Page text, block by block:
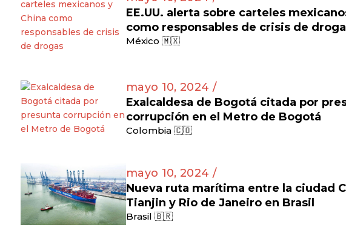
EE.UU. alerta sobre carteles
como responsables de crisis de
México 🇲🇽
mayo 10, 2024 /
Exalcaldesa de Bogotá citada por
corrupción en el Metro de Bogotá
Colombia 🇨🇴
mayo 10, 2024 /
Nueva ruta marítima entre la ciudad
Tianjin y Rio de Janeiro en Brasil
Brasil 🇧🇷